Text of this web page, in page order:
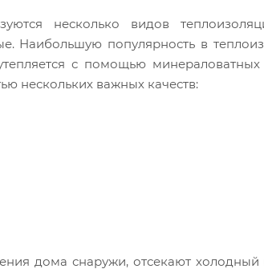
несколько видов
Наибольшую популярность в
с помощью минераловатных
нескольких важных качеств:
дома снаружи, отсекают